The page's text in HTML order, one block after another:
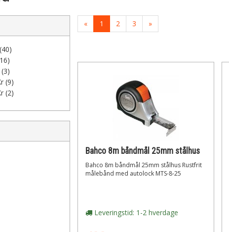
(9)
(2)
« 1 2 3 »
Bahco 8m båndmål 25mm stålhus
Bahco 8m båndmål 25mm stålhus Rustfrit
målebånd med autolock MTS-8-25
Leveringstid: 1-2 hverdage